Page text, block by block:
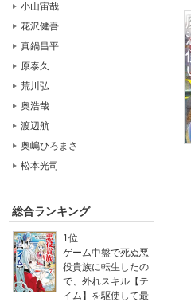
小山宙哉
花沢健吾
真鍋昌平
原泰久
荒川弘
奥浩哉
渡辺航
奥嶋ひろまさ
松本光司
総合ランキング
1位
ゲーム中盤で死ぬ悪
役貴族に転生したの
で、外れスキル【テ
イム】を駆使して最